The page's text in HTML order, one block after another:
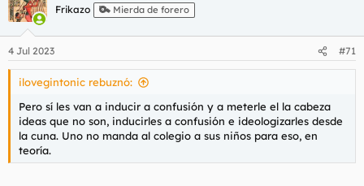
Frikazo Mierda de forero
4 Jul 2023 #71
ilovegintonic rebuznó:
Pero sí les van a inducir a confusión y a meterle el la cabeza
ideas que no son, inducirles a confusión e ideologizarles desde
la cuna. Uno no manda al colegio a sus niños para eso, en
teoría.